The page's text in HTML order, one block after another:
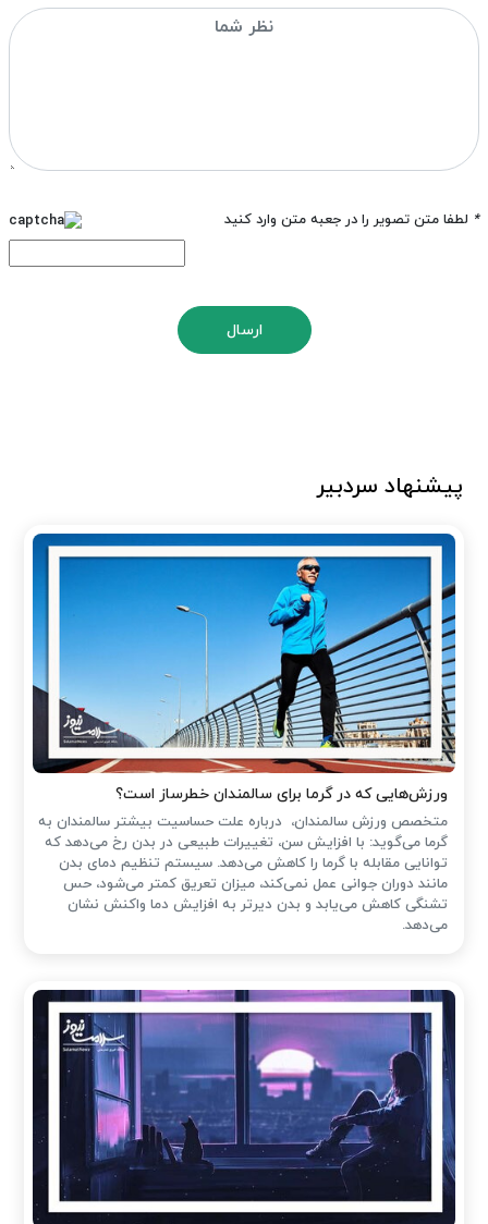
* لطفا متن تصویر را در جعبه متن وارد کنید
ارسال
پیشنهاد سردبیر
ورزش‌هایی که در گرما برای سالمندان خطرساز است؟
متخصص ورزش سالمندان، درباره علت حساسیت بیشتر سالمندان به
گرما می‌گوید: با افزایش سن، تغییرات طبیعی در بدن رخ می‌دهد که
توانایی مقابله با گرما را کاهش می‌دهد. سیستم تنظیم دمای بدن
مانند دوران جوانی عمل نمی‌کند، میزان تعریق کمتر می‌شود، حس
تشنگی کاهش می‌یابد و بدن دیرتر به افزایش دما واکنش نشان
می‌دهد.